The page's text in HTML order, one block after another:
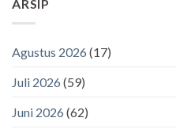
ARSIP
Agustus 2026 (17)
Juli 2026 (59)
Juni 2026 (62)